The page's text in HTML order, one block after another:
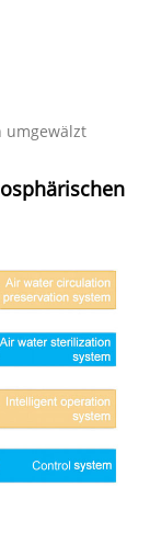
umgewälzt